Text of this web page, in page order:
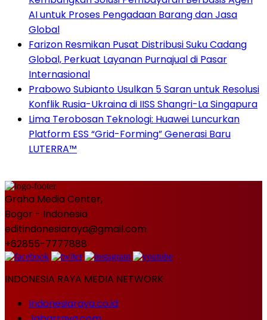
AI untuk Proses Pengadaan Barang dan Jasa
Global
Farizon Resmikan Pusat Distribusi Suku Cadang
Global, Perkuat Layanan Purnajual di Pasar
Internasional
Prabowo Subianto Usulkan 5 Saran untuk Resolusi
Konflik Rusia-Ukraina di IISS Shangri-La Singapura
Lima Terobosan Teknologi: Huawei Luncurkan
Platform ESS “Grid-Forming” Generasi Baru
LUTERRA™
Graha Media Center,
Bogor - Indonesia
editindonesiaraya@gmail.com
+62855-7777888
INDONESIA RAYA MEDIA NETWORK
Indonesiaraya.co.id